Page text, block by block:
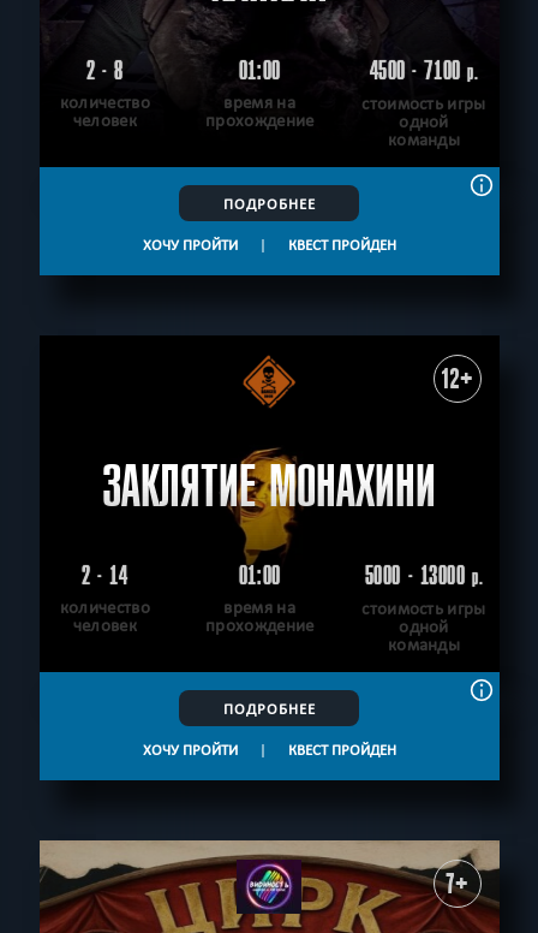
2 - 8
количество
человек
01:00
время на
прохождение
4500 - 7100р.
стоимость игры
одной
команды
ПОДРОБНЕЕ
ХОЧУ ПРОЙТИ | КВЕСТ ПРОЙДЕН
12+
ЗАКЛЯТИЕ МОНАХИНИ
2 - 14
количество
человек
01:00
время на
прохождение
5000 - 13000р.
стоимость игры
одной
команды
ПОДРОБНЕЕ
ХОЧУ ПРОЙТИ | КВЕСТ ПРОЙДЕН
7+